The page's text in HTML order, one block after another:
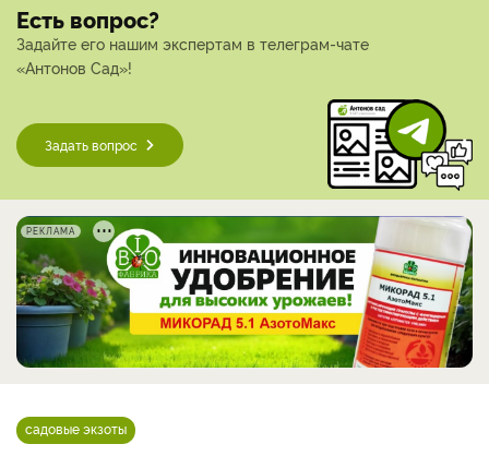
Есть вопрос?
Задайте его нашим экспертам в телеграм-чате
«Антонов Сад»!
Задать вопрос
РЕКЛАМА
садовые экзоты